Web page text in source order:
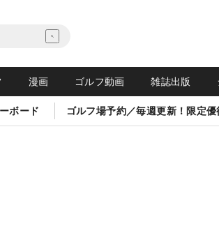
漫画 ゴルフ動画 雑誌出版
ボード ゴルフ場予約／毎週更新！限定